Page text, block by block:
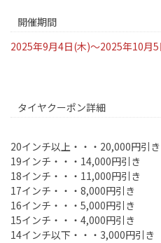
開催期間
2025年9月4日(木)～2025年10月
タイヤクーポン詳細
20インチ以上・・・ 20,000円引き
19インチ・・・ 14,000円引き
18インチ・・・ 11,000円引き
17インチ・・・ 8,000円引き
16インチ・・・ 5,000円引き
15インチ・・・ 4,000円引き
14インチ以下・・・ 3,000円引き